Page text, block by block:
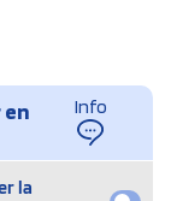
en
Info
la